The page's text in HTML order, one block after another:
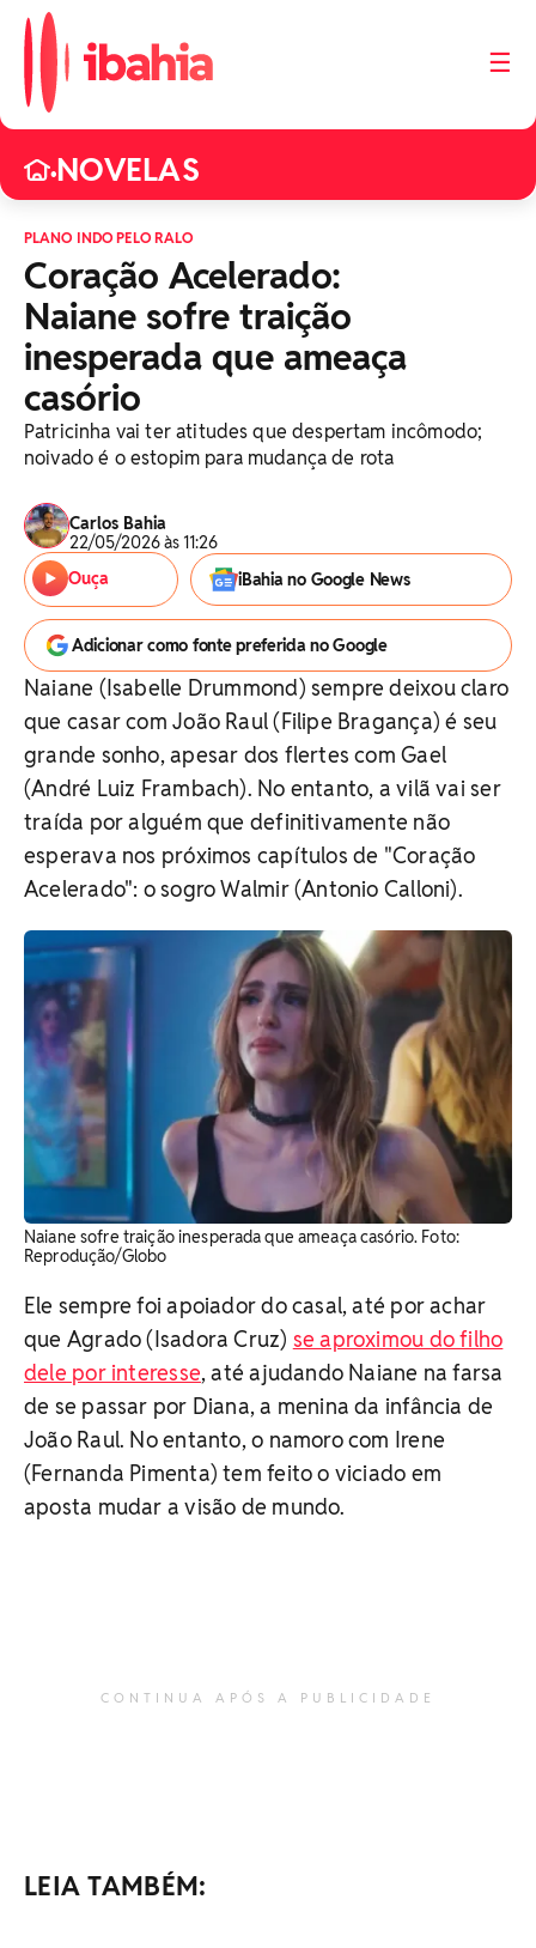
☰
•NOVELAS
PLANO INDO PELO RALO
Coração Acelerado:
Naiane sofre traição
inesperada que ameaça
casório
Patricinha vai ter atitudes que despertam incômodo;
noivado é o estopim para mudança de rota
Carlos Bahia
22/05/2026 às 11:26
Ouça
iBahia no Google News
Adicionar como fonte preferida no Google
Naiane (Isabelle Drummond) sempre deixou claro
que casar com João Raul (Filipe Bragança) é seu
grande sonho, apesar dos flertes com Gael
(André Luiz Frambach). No entanto, a vilã vai ser
traída por alguém que definitivamente não
esperava nos próximos capítulos de "Coração
Acelerado": o sogro Walmir (Antonio Calloni).
Naiane sofre traição inesperada que ameaça casório. ​Foto:
Reprodução/Globo
Ele sempre foi apoiador do casal, até por achar
que Agrado (Isadora Cruz) se aproximou do filho
dele por interesse, até ajudando Naiane na farsa
de se passar por Diana, a menina da infância de
João Raul. No entanto, o namoro com Irene
(Fernanda Pimenta) tem feito o viciado em
aposta mudar a visão de mundo.
CONTINUA APÓS A PUBLICIDADE
LEIA TAMBÉM: